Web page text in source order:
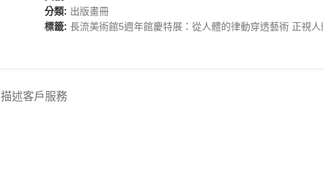
分類: 出版畫冊
標籤: 長流美術館5週年館慶特展：從人體的律動穿透藝術 正視
描述客戶服務